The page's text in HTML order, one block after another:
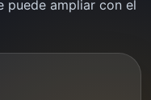
puede ampliar con el